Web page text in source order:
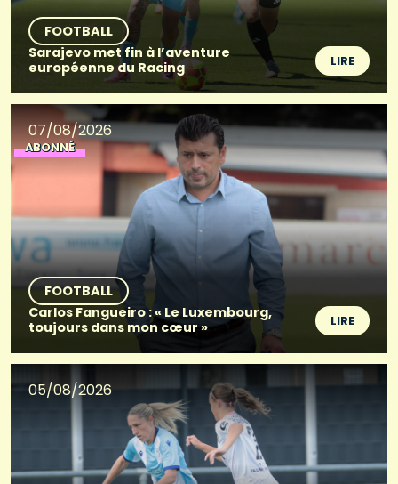
FOOTBALL
Sarajevo met fin à l’aventure
européenne du Racing
LIRE
07/08/2026
ABONNÉ
FOOTBALL
Carlos Fangueiro : « Le Luxembourg,
toujours dans mon cœur »
LIRE
05/08/2026